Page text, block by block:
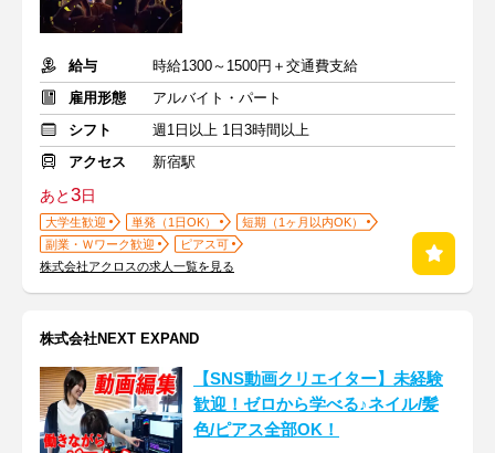
給与
時給1300～1500円＋交通費支給
雇用形態
アルバイト・パート
シフト
週1日以上 1日3時間以上
アクセス
新宿駅
あと3日
大学生歓迎 単発（1日OK）
短期（1ヶ月以内OK）
副業・Ｗワーク歓迎
ピアス可
株式会社アクロスの求人一覧を見る
株式会社NEXT EXPAND
【SNS動画クリエイター】未経験
歓迎！ゼロから学べる♪ネイル/髪
色/ピアス全部OK！